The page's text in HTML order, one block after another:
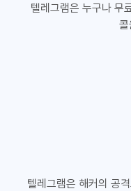
텔레그램은 누구나 무
텔레그램은 해커의 공